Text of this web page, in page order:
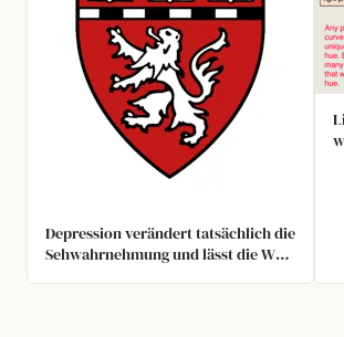
Depression verändert tatsächlich die
Sehwahrnehmung und lässt die Welt